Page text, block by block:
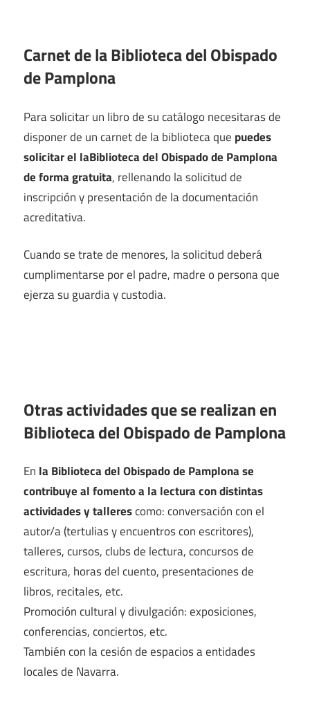
Carnet de la Biblioteca del Obispado
de Pamplona
Para solicitar un libro de su catálogo necesitaras de
disponer de un carnet de la biblioteca que puedes
solicitar el laBiblioteca del Obispado de Pamplona
de forma gratuita, rellenando la solicitud de
inscripción y presentación de la documentación
acreditativa.
Cuando se trate de menores, la solicitud deberá
cumplimentarse por el padre, madre o persona que
ejerza su guardia y custodia.
Otras actividades que se realizan en
Biblioteca del Obispado de Pamplona
En la Biblioteca del Obispado de Pamplona se
contribuye al fomento a la lectura con distintas
actividades y tallerescomo: conversación con el
autor/a (tertulias y encuentros con escritores),
talleres, cursos, clubs de lectura, concursos de
escritura, horas del cuento, presentaciones de
libros, recitales, etc.
Promoción cultural y divulgación: exposiciones,
conferencias, conciertos, etc.
También con la cesión de espacios a entidades
locales de Navarra.